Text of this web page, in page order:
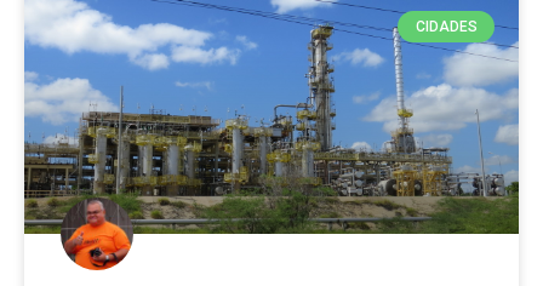
CIDADES